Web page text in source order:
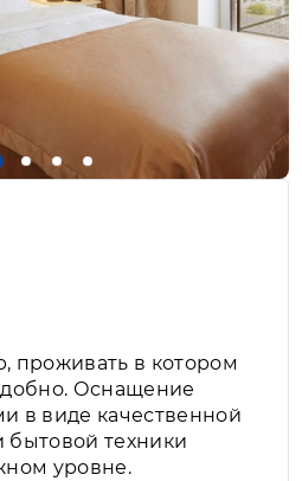
проживать в котором
Оснащение
в виде качественной
техники
уровне.